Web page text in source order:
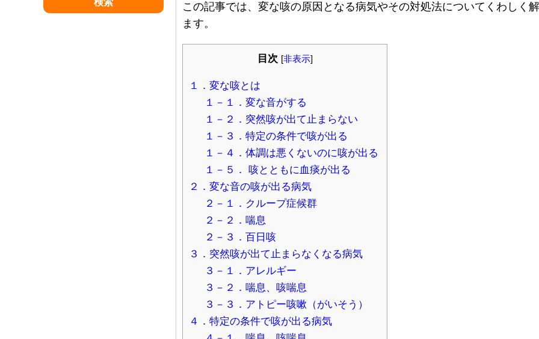
この記事では、変な咳の原因となる病気やその対処法についてくわしく
ます。
目次 [非表示]
１．変な咳とは
１－１．変な音がする
１－２．突然咳が出て止まらない
１－３．特定の条件で咳が出る
１－４．体調は悪くないのに咳が出る
１－５． 咳とともに血痰が出る
２．変な音の咳が出る病気
２－１．クループ症候群
２－２．喘息
２－３．百日咳
３．突然咳が出て止まらなくなる病気
３－１．アレルギー
３－２．喘息、咳喘息
３－３．アトピー咳嗽（がいそう）
４．特定の条件で咳が出る病気